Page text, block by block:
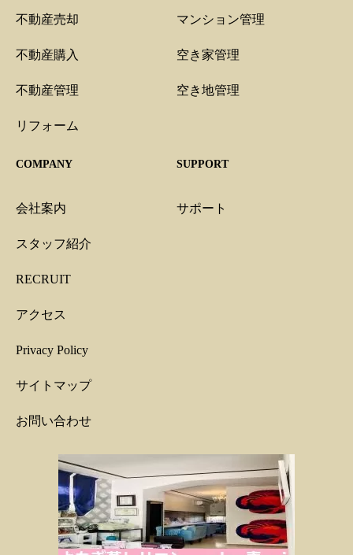
不動産売却
不動産購入
不動産管理
リフォーム
マンション管理
空き家管理
空き地管理
COMPANY
会社案内
スタッフ紹介
RECRUIT
アクセス
Privacy Policy
サイトマップ
お問い合わせ
SUPPORT
サポート